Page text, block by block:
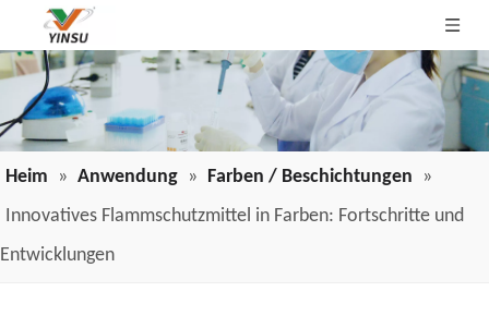
Heim » Anwendung » Farben / Beschichtungen
»
Innovatives Flammschutzmittel in Farben: Fortschritte und
Entwicklungen